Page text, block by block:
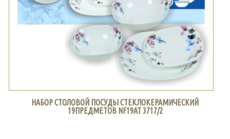
НАБОР СТОЛОВОЙ ПОСУДЫ СТЕКЛОКЕРАМИЧЕСКИЙ
19ПРЕДМЕТОВ NF19AT 3717/2